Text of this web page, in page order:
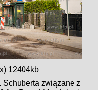
12404kb
Schuberta związane z